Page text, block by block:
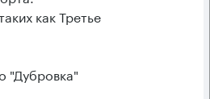
как Третье
"Дубровка"